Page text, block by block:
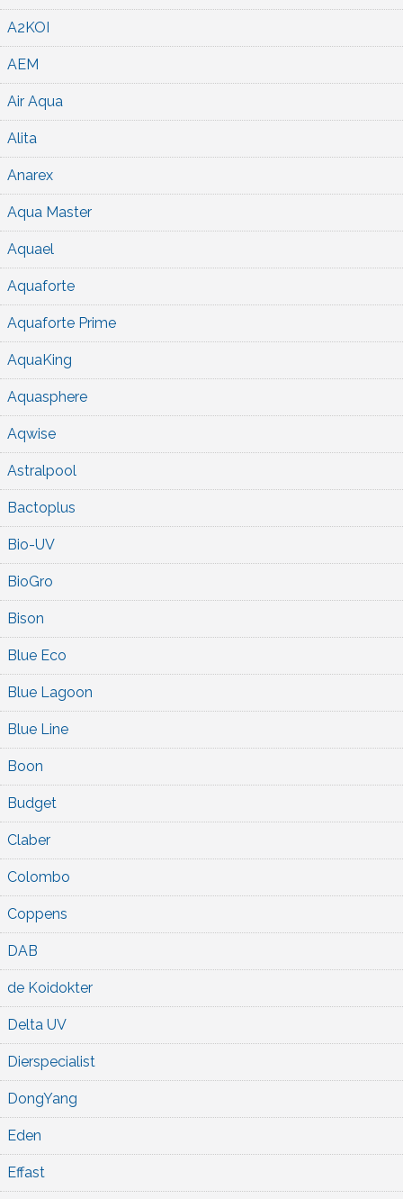
A2KOI
AEM
Air Aqua
Alita
Anarex
Aqua Master
Aquael
Aquaforte
Aquaforte Prime
AquaKing
Aquasphere
Aqwise
Astralpool
Bactoplus
Bio-UV
BioGro
Bison
Blue Eco
Blue Lagoon
Blue Line
Boon
Budget
Claber
Colombo
Coppens
DAB
de Koidokter
Delta UV
Dierspecialist
DongYang
Eden
Effast